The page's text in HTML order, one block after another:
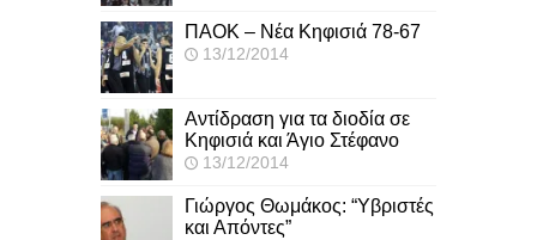
ΠΑΟΚ – Νέα Κηφισιά 78-67
13/12/2014
Αντίδραση για τα διοδία σε
Κηφισιά και Άγιο Στέφανο
13/12/2014
Γιώργος Θωμάκος: “Υβριστές
και Απόντες”